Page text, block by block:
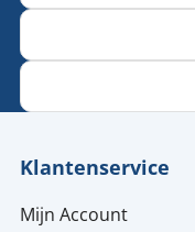
Klantenservice
Mijn Account